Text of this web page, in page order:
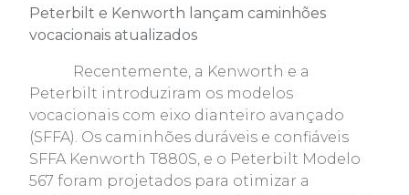
Peterbilt e Kenworth lançam caminhões
vocacionais atualizados
Recentemente, a Kenworth e a
Peterbilt introduziram os modelos
vocacionais com eixo dianteiro avançado
(SFFA). Os caminhões duráveis e confiáveis
SFFA Kenworth T880S, e o Peterbilt Modelo
567 foram projetados para otimizar a